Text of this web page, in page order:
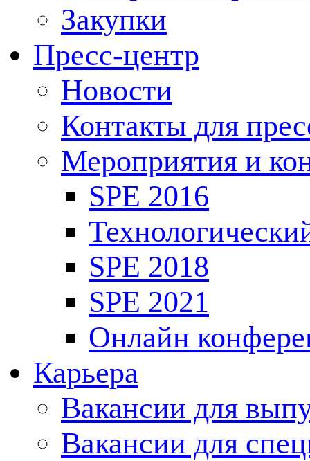
Закупки
Пресс-центр
Новости
Контакты для
Мероприятия и
SPE 2016
SPE 2018
SPE 2021
Онлайн
Карьера
Вакансии для
Вакансии для